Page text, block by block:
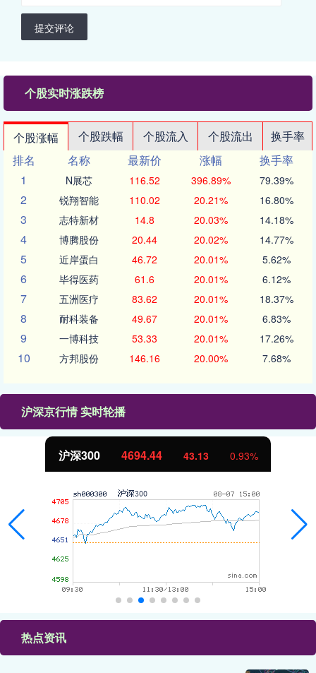
提交评论
个股实时涨跌榜
个股涨幅 个股跌幅 个股流入 个股流出
换手率
排名
名称 最新价 涨幅
换手率
1
N展芯 116.52 396.89% 79.39%
2 锐翔智能 110.02 20.21% 16.80%
3 志特新材 14.8 20.03% 14.18%
4 博腾股份 20.44 20.02% 14.77%
5 近岸蛋白 46.72 20.01% 5.62%
6 毕得医药 61.6 20.01% 6.12%
7 五洲医疗 83.62 20.01% 18.37%
8 耐科装备 49.67 20.01% 6.83%
9 一博科技 53.33 20.01% 17.26%
10 方邦股份 146.16 20.00% 7.68%
沪深京行情 实时轮播
北证50 1134.24 11.37 1.01%
热点资讯